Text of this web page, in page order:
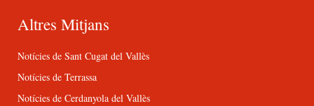
Altres Mitjans
Notícies de Sant Cugat del Vallès
Notícies de Terrassa
Notícies de Cerdanyola del Vallès